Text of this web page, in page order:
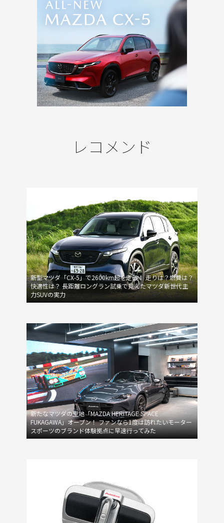
レコメンド
新型マツダ「CX-5」で2600km超を走破！ 走りは？燃費は？
快適性は？ 長距離ロングラン試乗で見えたマツダ新世代主
力SUVの実力
新たなマツダの聖地「MAZDA HERITAGE SPACE
FUKAGAWA」オープン！ ファンなら1度は訪れたいモーター
スポーツのブランド体験拠点に早速行ってみた